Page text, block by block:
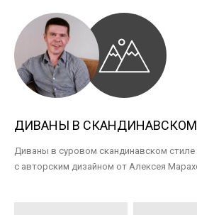
ДИВАНЫ В
Диваны в суровом скандинавском стиле
с авторским дизайном от Алексея